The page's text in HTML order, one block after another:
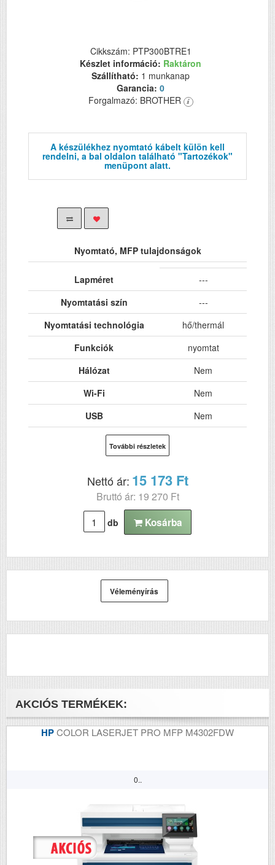
Cikkszám: PTP300BTRE1
Készlet információ: Raktáron
Szállítható: 1 munkanap
Garancia: 0
Forgalmazó: BROTHER
A készülékhez nyomtató kábelt külön kell
rendelni, a bal oldalon található "Tartozékok"
menüpont alatt.
Nyomtató, MFP tulajdonságok
Lapméret
---
Nyomtatási szín
---
Nyomtatási technológia
hő/thermál
Funkciók
nyomtat
Hálózat
Nem
Wi-Fi
Nem
USB
Nem
Kétoldalas, duplex
nyomtatás
lapolvasó)
DADF (automatikus
kétoldalas lapolvasás)
Tömeg (kg)
További részletek
Nettó ár: 15 173 Ft
Bruttó ár: 19 270 Ft
db Kosárba
Véleményírás
AKCIÓS TERMÉKEK:
HPCOLOR LASERJET PRO MFP M4302FDW
0..